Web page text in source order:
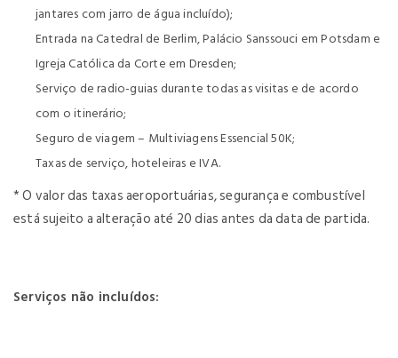
jantares com jarro de água incluído);
Entrada na Catedral de Berlim, Palácio Sanssouci em Potsdam e
Igreja Católica da Corte em Dresden;
Serviço de radio-guias durante todas as visitas e de acordo
com o itinerário;
Seguro de viagem – Multiviagens Essencial 50K;
Taxas de serviço, hoteleiras e IVA.
* O valor das taxas aeroportuárias, segurança e combustível
está sujeito a alteração até 20 dias antes da data de partida.
Serviços não incluídos: